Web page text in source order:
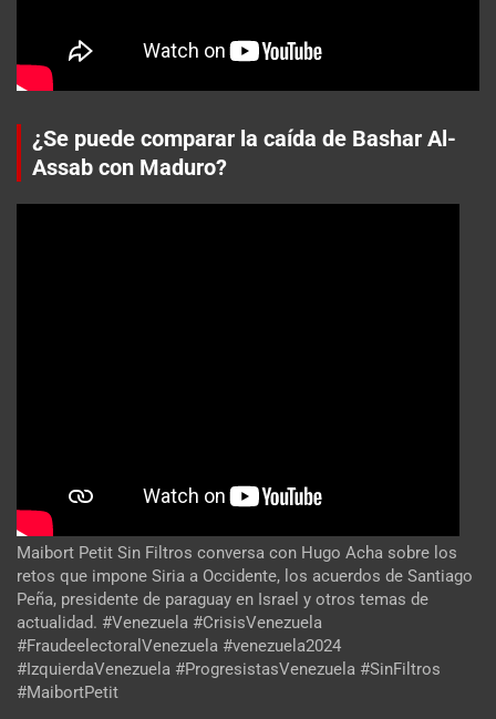
¿Se puede comparar la caída de Bashar Al-
Assab con Maduro?
Maibort Petit Sin Filtros conversa con Hugo Acha sobre los
retos que impone Siria a Occidente, los acuerdos de Santiago
Peña, presidente de paraguay en Israel y otros temas de
actualidad. #Venezuela #CrisisVenezuela
#FraudeelectoralVenezuela #venezuela2024
#IzquierdaVenezuela #ProgresistasVenezuela #SinFiltros
#MaibortPetit